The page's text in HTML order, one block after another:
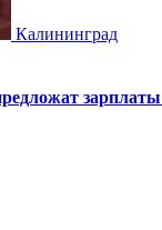
Калининград